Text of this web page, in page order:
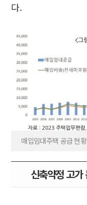
다.
매입임대주택 공급 현
신축약정 고